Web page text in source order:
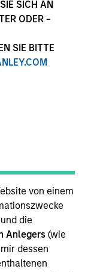
SICH AN
ODER -
SIE BITTE
von einem
die
Anlegers(wie
dessen
Rates
the
one of the
their
structure